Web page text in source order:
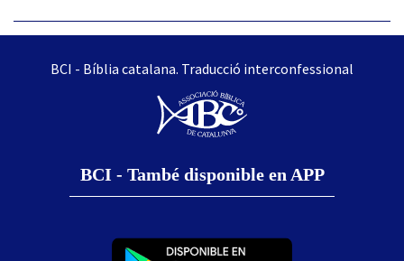
BCI - Bíblia catalana. Traducció interconfessional
BCI - També disponible en APP